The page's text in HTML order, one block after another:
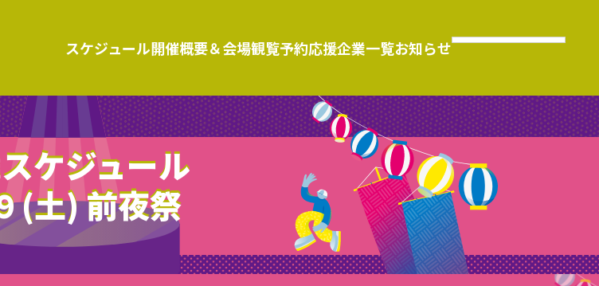
スケジュール開催概要＆会場観覧予約応援企業一覧お知らせ
ケジュール
(土) 前夜祭